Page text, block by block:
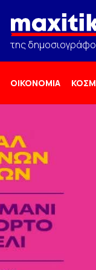
της
ΟΙΚΟΝΟΜΙΑ